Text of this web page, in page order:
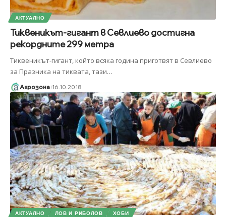
АКТУАЛНО
Тиквеникът-гигант в Севлиево достигна
рекордните 299 метра
Тиквеникът-гигант, който всяка година приготвят в Севлиево
за Празника на тиквата, тази…
Агрозона 16.10.2018
АКТУАЛНО ЛОВ И РИБОЛОВ ХОБИ